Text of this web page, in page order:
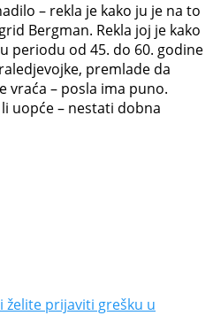
– rekla je kako ju je na to
Bergman. Rekla joj je kako
periodu od 45. do 60. godine
djevojke, premlade da
vraća – posla ima puno.
uopće – nestati dobna
želite prijaviti grešku u